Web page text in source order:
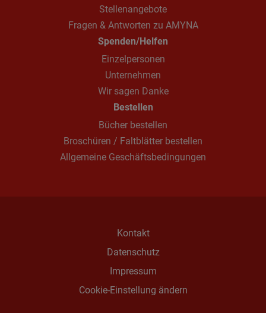
Stellenangebote
Fragen & Antworten zu AMYNA
Spenden/Helfen
Einzelpersonen
Unternehmen
Wir sagen Danke
Bestellen
Bücher bestellen
Broschüren / Faltblätter bestellen
Allgemeine Geschäftsbedingungen
Kontakt
Datenschutz
Impressum
Cookie-Einstellung ändern